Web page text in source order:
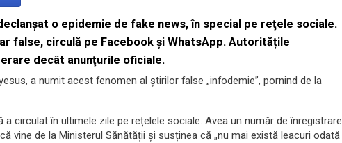
o epidemie de fake news, în special pe reţele sociale.
false, circulă pe Facebook și WhatsApp. Autoritățile
decât anunţurile oficiale.
a numit acest fenomen al știrilor false „infodemie”, pornind de la
circulat în ultimele zile pe rețelele sociale. Avea un număr de înregistrare
vine de la Ministerul Sănătății și susținea că „nu mai există leacuri odată